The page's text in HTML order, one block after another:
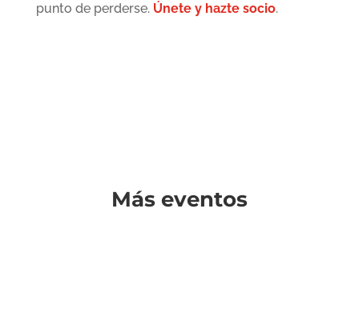
punto de perderse. Únete y hazte socio.
Más eventos